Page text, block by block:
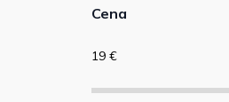
Cena
19 €